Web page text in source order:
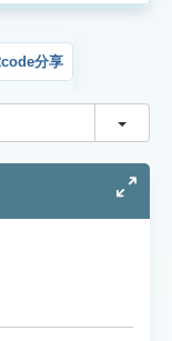
分享
切換